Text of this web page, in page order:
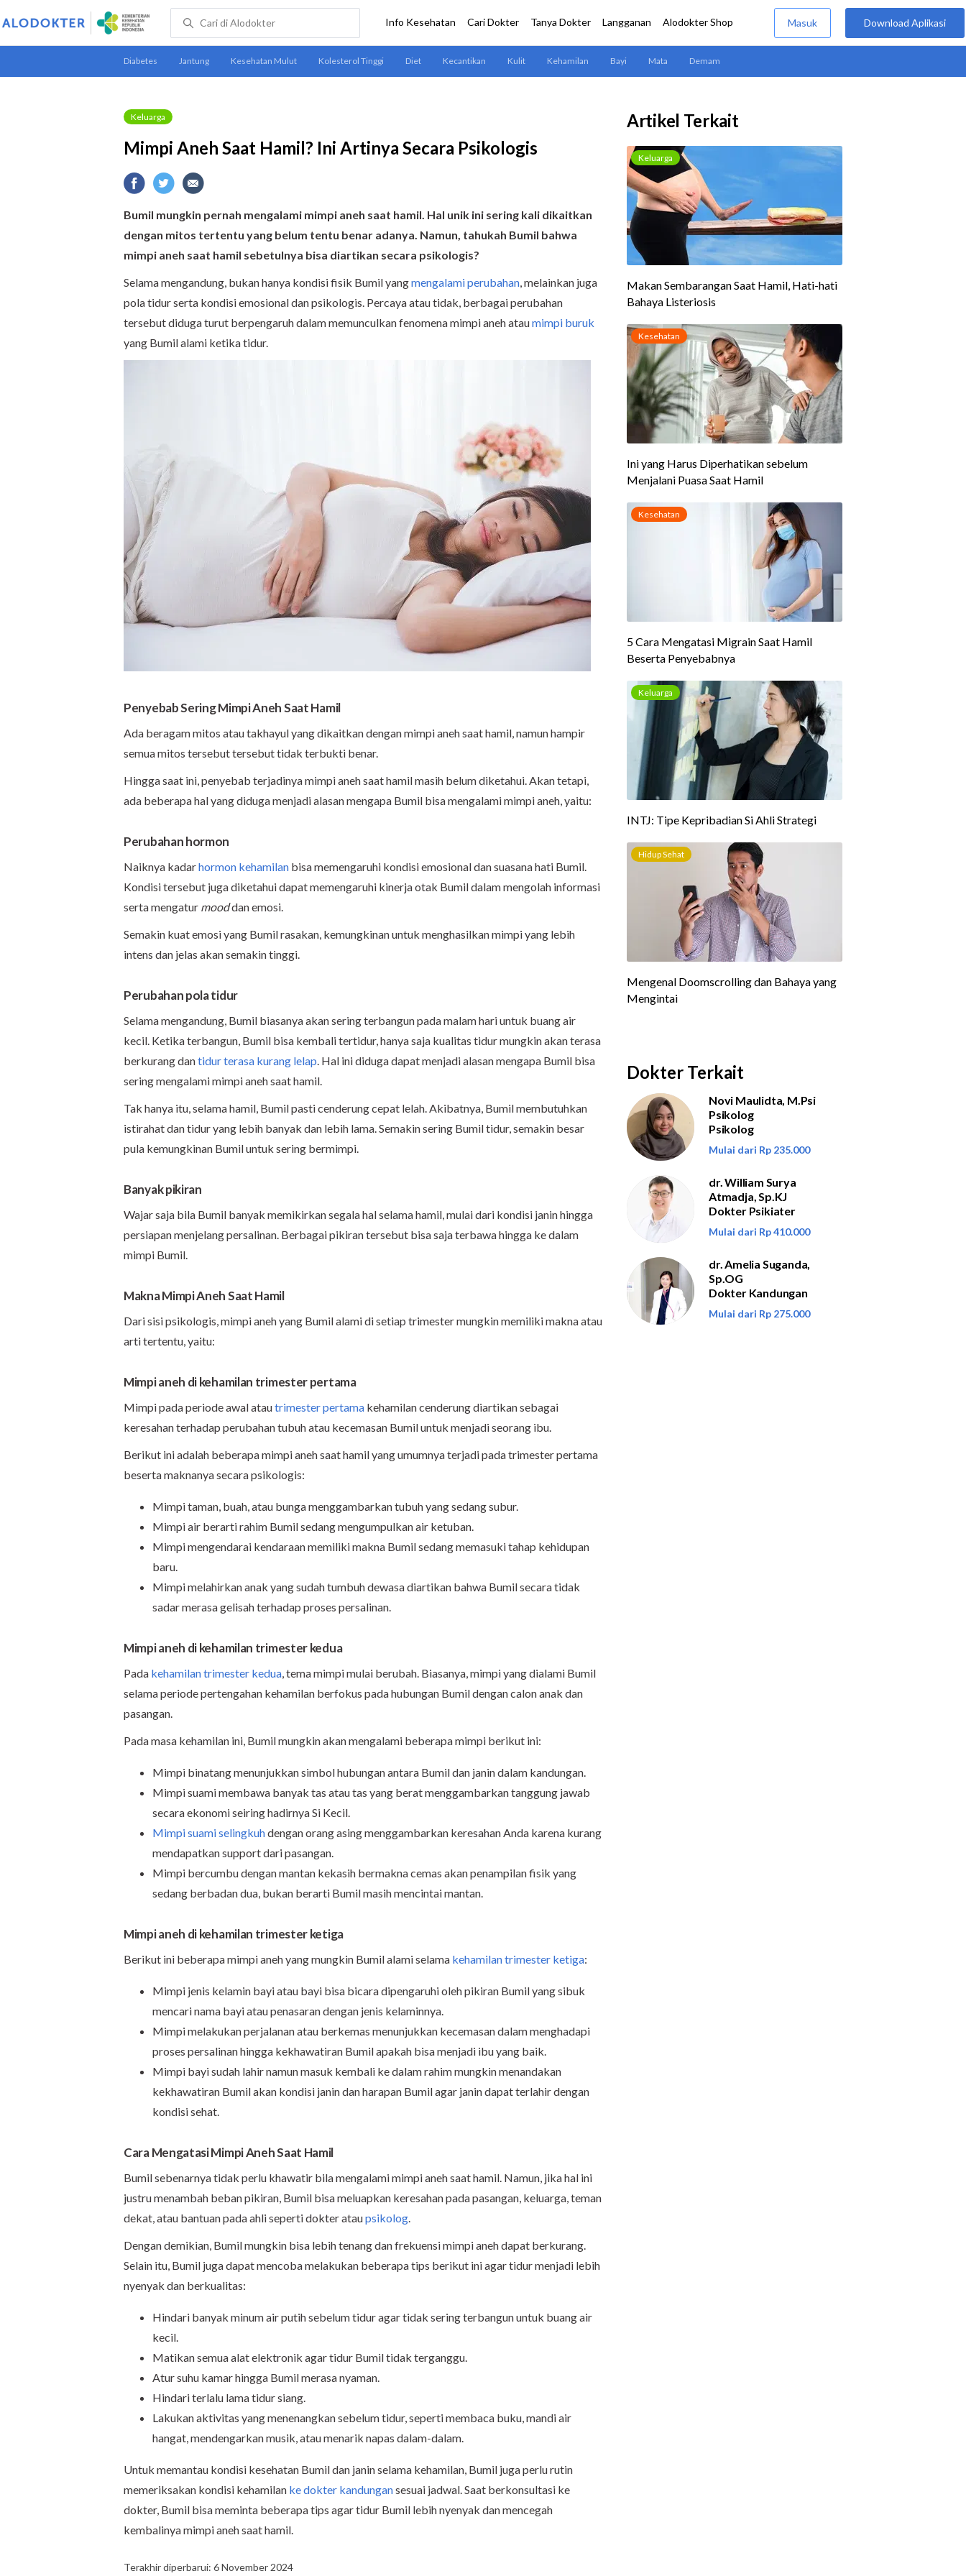
Keluarga
Mimpi Aneh Saat Hamil? Ini Artinya Secara Psikologis
Bumil mungkin pernah mengalami mimpi aneh saat hamil. Hal unik ini sering kali dikaitkan
dengan mitos tertentu yang belum tentu benar adanya. Namun, tahukah Bumil bahwa
mimpi aneh saat hamil sebetulnya bisa diartikan secara psikologis?
Selama mengandung, bukan hanya kondisi fisik Bumil yangmengalami perubahan, melainkan juga
pola tidur serta kondisi emosional dan psikologis. Percaya atau tidak, berbagai perubahan
tersebut diduga turut berpengaruh dalam memunculkan fenomena mimpi aneh ataumimpi buruk
yang Bumil alami ketika tidur.
Penyebab Sering Mimpi Aneh Saat Hamil
Ada beragam mitos atau takhayul yang dikaitkan dengan mimpi aneh saat hamil, namun hampir
semua mitos tersebut tersebut tidak terbukti benar.
Hingga saat ini, penyebab terjadinya mimpi aneh saat hamil masih belum diketahui. Akan tetapi,
ada beberapa hal yang diduga menjadi alasan mengapa Bumil bisa mengalami mimpi aneh, yaitu:
Perubahan hormon
Naiknya kadarhormon kehamilan bisa memengaruhi kondisi emosional dan suasana hati Bumil.
Kondisi tersebut juga diketahui dapat memengaruhi kinerja otak Bumil dalam mengolah informasi
serta mengatur mooddan emosi.
Semakin kuat emosi yang Bumil rasakan, kemungkinan untuk menghasilkan mimpi yang lebih
intens dan jelas akan semakin tinggi.
Perubahan pola tidur
Selama mengandung, Bumil biasanya akan sering terbangun pada malam hari untuk buang air
kecil. Ketika terbangun, Bumil bisa kembali tertidur, hanya saja kualitas tidur mungkin akan terasa
berkurang dantidur terasa kurang lelap. Hal ini diduga dapat menjadi alasan mengapa Bumil bisa
sering mengalami mimpi aneh saat hamil.
Tak hanya itu, selama hamil, Bumil pasti cenderung cepat lelah. Akibatnya, Bumil membutuhkan
istirahat dan tidur yang lebih banyak dan lebih lama. Semakin sering Bumil tidur, semakin besar
pula kemungkinan Bumil untuk sering bermimpi.
Banyak pikiran
Wajar saja bila Bumil banyak memikirkan segala hal selama hamil, mulai dari kondisi janin hingga
persiapan menjelang persalinan. Berbagai pikiran tersebut bisa saja terbawa hingga ke dalam
mimpi Bumil.
Makna Mimpi Aneh Saat Hamil
Dari sisi psikologis, mimpi aneh yang Bumil alami di setiap trimester mungkin memiliki makna atau
arti tertentu, yaitu:
Mimpi aneh di kehamilan trimester pertama
Mimpi pada periode awal atautrimester pertama kehamilan cenderung diartikan sebagai
keresahan terhadap perubahan tubuh atau kecemasan Bumil untuk menjadi seorang ibu.
Berikut ini adalah beberapa mimpi aneh saat hamil yang umumnya terjadi pada trimester pertama
beserta maknanya secara psikologis:
Mimpi taman, buah, atau bunga menggambarkan tubuh yang sedang subur.
Mimpi air berarti rahim Bumil sedang mengumpulkan air ketuban.
Mimpi mengendarai kendaraan memiliki makna Bumil sedang memasuki tahap kehidupan
baru.
Mimpi melahirkan anak yang sudah tumbuh dewasa diartikan bahwa Bumil secara tidak
sadar merasa gelisah terhadap proses persalinan.
Mimpi aneh di kehamilan trimester kedua
Pada kehamilan trimester kedua, tema mimpi mulai berubah. Biasanya, mimpi yang dialami Bumil
selama periode pertengahan kehamilan berfokus pada hubungan Bumil dengan calon anak dan
pasangan.
Pada masa kehamilan ini, Bumil mungkin akan mengalami beberapa mimpi berikut ini:
Mimpi binatang menunjukkan simbol hubungan antara Bumil dan janin dalam kandungan.
Mimpi suami membawa banyak tas atau tas yang berat menggambarkan tanggung jawab
secara ekonomi seiring hadirnya Si Kecil.
Mimpi suami selingkuhdengan orang asing menggambarkan keresahan Anda karena kurang
mendapatkan support dari pasangan.
Mimpi bercumbu dengan mantan kekasih bermakna cemas akan penampilan fisik yang
sedang berbadan dua, bukan berarti Bumil masih mencintai mantan.
Mimpi aneh di kehamilan trimester ketiga
Berikut ini beberapa mimpi aneh yang mungkin Bumil alami selama kehamilan trimester ketiga:
Mimpi jenis kelamin bayi atau bayi bisa bicara dipengaruhi oleh pikiran Bumil yang sibuk
mencari nama bayi atau penasaran dengan jenis kelaminnya.
Mimpi melakukan perjalanan atau berkemas menunjukkan kecemasan dalam menghadapi
proses persalinan hingga kekhawatiran Bumil apakah bisa menjadi ibu yang baik.
Mimpi bayi sudah lahir namun masuk kembali ke dalam rahim mungkin menandakan
kekhawatiran Bumil akan kondisi janin dan harapan Bumil agar janin dapat terlahir dengan
kondisi sehat.
Cara Mengatasi Mimpi Aneh Saat Hamil
Bumil sebenarnya tidak perlu khawatir bila mengalami mimpi aneh saat hamil. Namun, jika hal ini
justru menambah beban pikiran, Bumil bisa meluapkan keresahan pada pasangan, keluarga, teman
dekat, atau bantuan pada ahli seperti dokter ataupsikolog.
Dengan demikian, Bumil mungkin bisa lebih tenang dan frekuensi mimpi aneh dapat berkurang.
Selain itu, Bumil juga dapat mencoba melakukan beberapa tips berikut ini agar tidur menjadi lebih
nyenyak dan berkualitas:
Hindari banyak minum air putih sebelum tidur agar tidak sering terbangun untuk buang air
kecil.
Matikan semua alat elektronik agar tidur Bumil tidak terganggu.
Atur suhu kamar hingga Bumil merasa nyaman.
Hindari terlalu lama tidur siang.
Lakukan aktivitas yang menenangkan sebelum tidur, seperti membaca buku, mandi air
hangat, mendengarkan musik, atau menarik napas dalam-dalam.
Untuk memantau kondisi kesehatan Bumil dan janin selama kehamilan, Bumil juga perlu rutin
memeriksakan kondisi kehamilan ke dokter kandungansesuai jadwal. Saat berkonsultasi ke
dokter, Bumil bisa meminta beberapa tips agar tidur Bumil lebih nyenyak dan mencegah
kembalinya mimpi aneh saat hamil.
Terakhir diperbarui: 6 November 2024
Artikel Terkait
Dokter Terkait